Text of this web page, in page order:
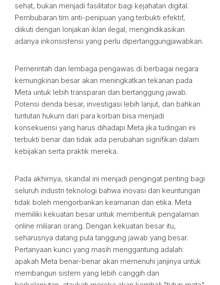
sehat, bukan menjadi fasilitator bagi kejahatan digital.
Pembubaran tim anti-penipuan yang terbukti efektif,
diikuti dengan lonjakan iklan ilegal, mengindikasikan
adanya inkonsistensi yang perlu dipertanggungjawabkan.
Pemerintah dan lembaga pengawas di berbagai negara
kemungkinan besar akan meningkatkan tekanan pada
Meta untuk lebih transparan dan bertanggung jawab.
Potensi denda besar, investigasi lebih lanjut, dan bahkan
tuntutan hukum dari para korban bisa menjadi
konsekuensi yang harus dihadapi Meta jika tudingan ini
terbukti benar dan tidak ada perubahan signifikan dalam
kebijakan serta praktik mereka.
Pada akhirnya, skandal ini menjadi pengingat penting bagi
seluruh industri teknologi bahwa inovasi dan keuntungan
tidak boleh mengorbankan keamanan dan etika. Meta
memiliki kekuatan besar untuk membentuk pengalaman
online miliaran orang. Dengan kekuatan besar itu,
seharusnya datang pula tanggung jawab yang besar.
Pertanyaan kunci yang masih menggantung adalah:
apakah Meta benar-benar akan memenuhi janjinya untuk
membangun sistem yang lebih canggih dan